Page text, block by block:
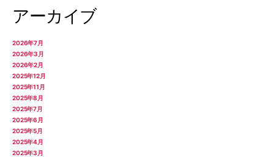
アーカイブ
2026年7月
2026年3月
2026年2月
2025年12月
2025年11月
2025年8月
2025年7月
2025年6月
2025年5月
2025年4月
2025年3月